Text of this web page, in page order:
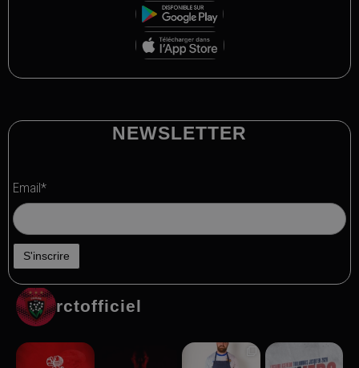
NEWSLETTER
Email*
rctofficiel